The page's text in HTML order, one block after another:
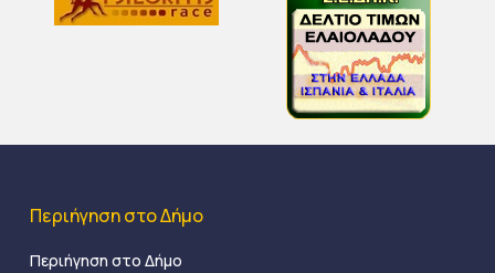
Περιήγηση στο Δήμο
Περιήγηση στο Δήμο